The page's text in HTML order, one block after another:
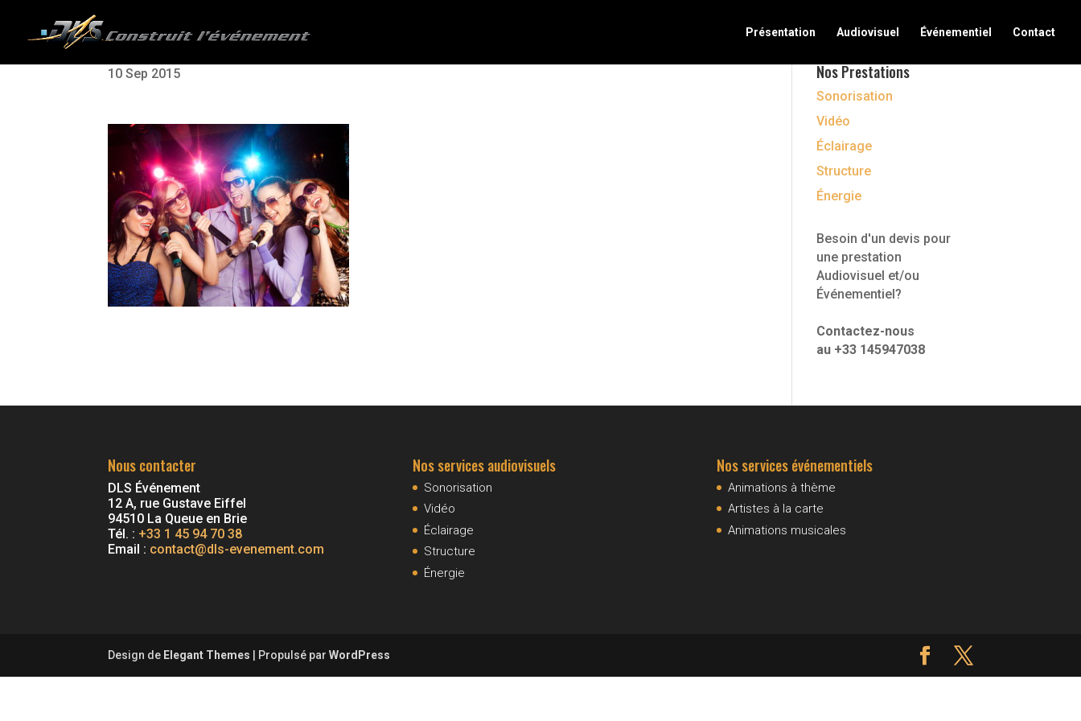
Présentation Audiovisuel Événementiel Contact
10 Sep 2015 Nos Prestations
Sonorisation
Vidéo
Éclairage
Structure
Énergie
Besoin d'un devis pour
une prestation
Audiovisuel et/ou
Événementiel?
Contactez-nous
au +33 145947038
Nous contacter
DLS Événement
12 A, rue Gustave Eiffel
94510 La Queue en Brie
Tél. : +33 1 45 94 70 38
Email : contact@dls-evenement.com
Nos services audiovisuels
Sonorisation
Vidéo
Éclairage
Structure
Énergie
Nos services événementiels
Animations à thème
Artistes à la carte
Animations musicales
Design de Elegant Themes | Propulsé parWordPress